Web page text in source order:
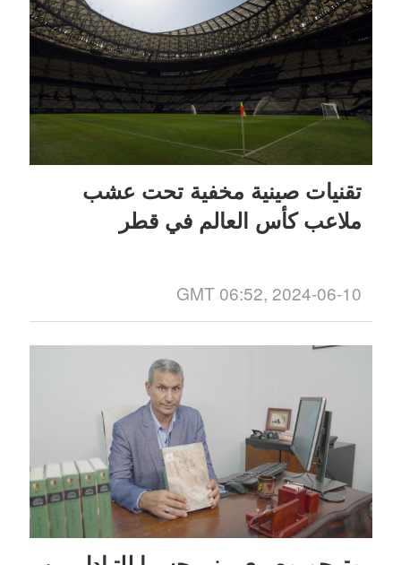
تقنيات صينية مخفية تحت عشب
ملاعب كأس العالم في قطر
GMT 06:52, 2024-06-10